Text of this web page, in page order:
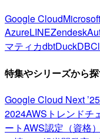
Google CloudMicrosoft
AzureLINEZendesk
マティカdbtDuckDB
特集やシリーズから
Google Cloud Next ’25
2024AWSトレンドチ
ートAWS認定（資格）